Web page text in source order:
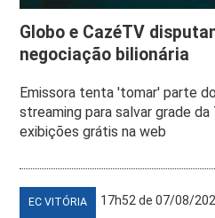
Globo e CazéTV
negociação bilionária
Emissora tenta 'tomar' parte
streaming para salvar grade
exibições grátis na web
EC VITÓRIA 17h52 de 07/08/